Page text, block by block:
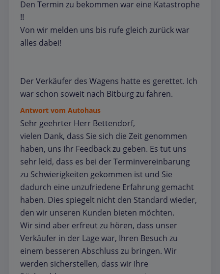
Den Termin zu bekommen war eine Katastrophe
!!
Von wir melden uns bis rufe gleich zurück war
alles dabei!
Der Verkäufer des Wagens hatte es gerettet. Ich
war schon soweit nach Bitburg zu fahren.
Antwort vom Autohaus
Sehr geehrter Herr Bettendorf,
vielen Dank, dass Sie sich die Zeit genommen
haben, uns Ihr Feedback zu geben. Es tut uns
sehr leid, dass es bei der Terminvereinbarung
zu Schwierigkeiten gekommen ist und Sie
dadurch eine unzufriedene Erfahrung gemacht
haben. Dies spiegelt nicht den Standard wieder,
den wir unseren Kunden bieten möchten.
Wir sind aber erfreut zu hören, dass unser
Verkäufer in der Lage war, Ihren Besuch zu
einem besseren Abschluss zu bringen. Wir
werden sicherstellen, dass wir Ihre